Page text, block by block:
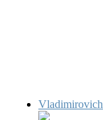
Vladimirovich